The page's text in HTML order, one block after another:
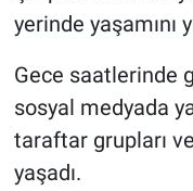
yerinde yaşamını
Gece saatlerinde
sosyal medyada
taraftar grupları
yaşadı.